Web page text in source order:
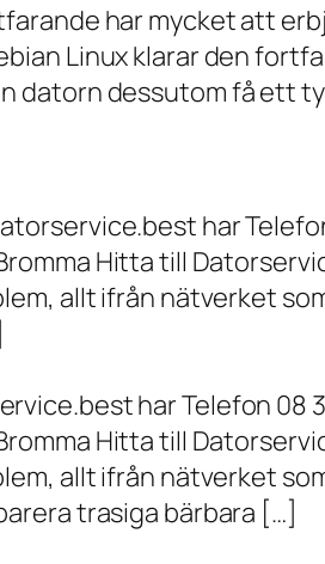
har mycket att
Linux klarar den
datorn dessutom få
har
Hitta till
allt ifrån nätverket
har Telefon 08
Hitta till
allt ifrån nätverket
trasiga bärbara […]